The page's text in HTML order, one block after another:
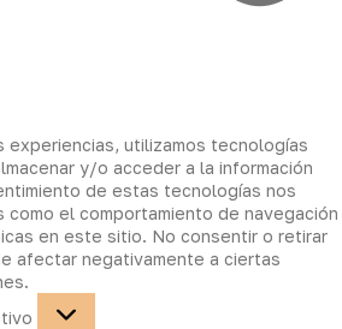
experiencias, utilizamos tecnologías
y/o acceder a la información
de estas tecnologías nos
el comportamiento de navegación
en este sitio. No consentir o retirar
afectar negativamente a ciertas